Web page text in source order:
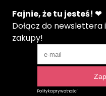
Język Zarejestruj się